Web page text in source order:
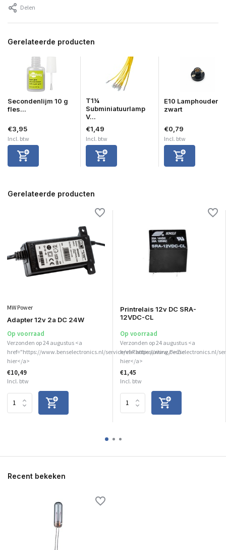
Delen
Gerelateerde producten
Secondenlijm 10 g
fles...
€3,95
Incl. btw
T1¼
Subminiatuurlamp
V...
€1,49
Incl. btw
E10 Lamphouder
zwart
€0,79
Incl. btw
Gerelateerde producten
MW Power
Adapter 12v 2a DC 24W
Op voorraad
Verzonden op 24 augustus <a
href="https://www.benselectronics.nl/service/vakantiesluiting/">Zie
hier</a>
€10,49
Incl. btw
Printrelais 12v DC SRA-
12VDC-CL
Op voorraad
Verzonden op 24 augustus <a
href="https://www.benselectronics.nl/
hier</a>
€1,45
Incl. btw
Recent bekeken